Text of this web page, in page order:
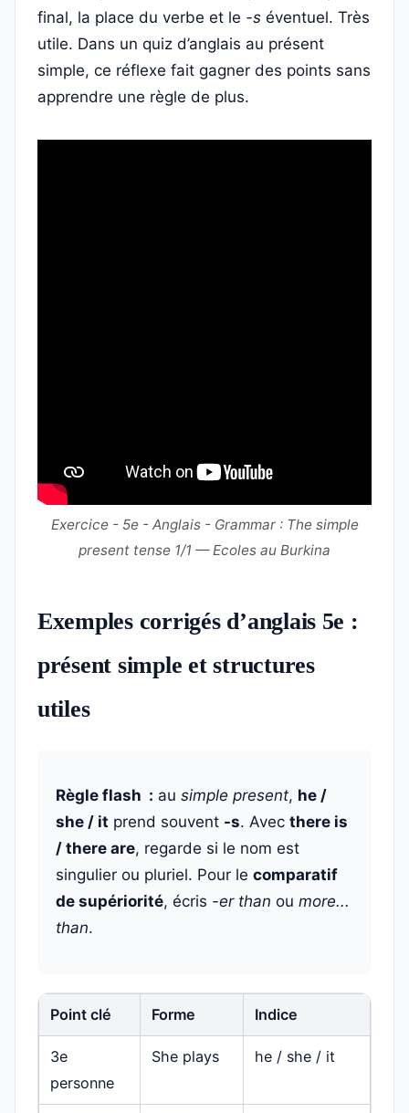
final, la place du verbe et le -s éventuel. Très
utile. Dans un quiz d’anglais au présent
simple, ce réflexe fait gagner des points sans
apprendre une règle de plus.
Exercice - 5e - Anglais - Grammar : The simple
present tense 1/1 — Ecoles au Burkina
Exemples corrigés d’anglais 5e :
présent simple et structures
utiles
Règle flash : au simple present, he /
she / it prend souvent -s. Avec there is
/ there are, regarde si le nom est
singulier ou pluriel. Pour le comparatif
de supériorité, écris -er than ou more...
than.
Point clé Forme Indice
3e
personne
She plays he / she / it